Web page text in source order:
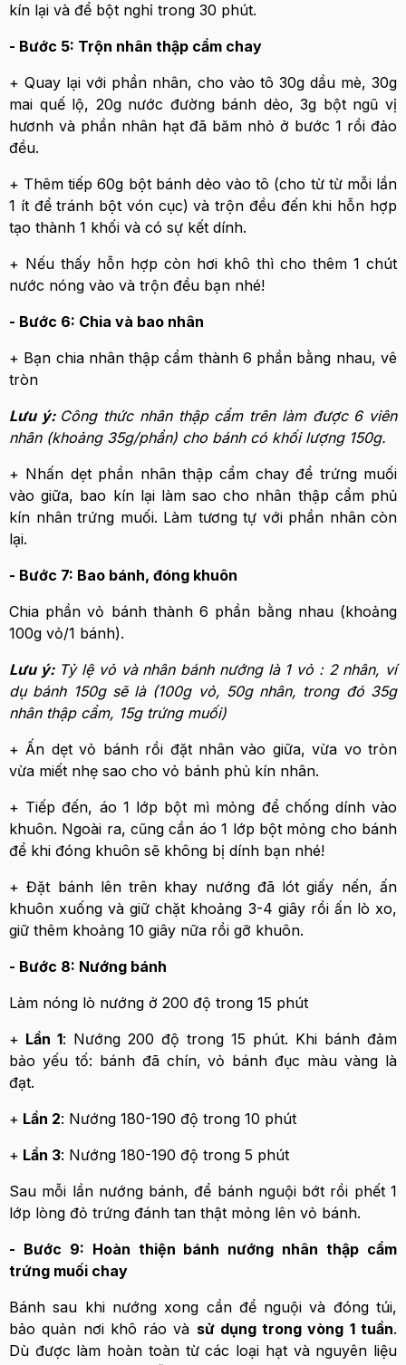
kín lại và để bột nghỉ trong 30 phút.
- Bước 5: Trộn nhân thập cẩm chay
+ Quay lại với phần nhân, cho vào tô 30g dầu mè, 30g
mai quế lộ, 20g nước đường bánh dẻo, 3g bột ngũ vị
hươnh và phần nhân hạt đã băm nhỏ ở bước 1 rồi đảo
đều.
+ Thêm tiếp 60g bột bánh dẻo vào tô (cho từ từ mỗi lần
1 ít để tránh bột vón cục) và trộn đều đến khi hỗn hợp
tạo thành 1 khối và có sự kết dính.
+ Nếu thấy hỗn hợp còn hơi khô thì cho thêm 1 chút
nước nóng vào và trộn đều bạn nhé!
- Bước 6: Chia và bao nhân
+ Bạn chia nhân thập cẩm thành 6 phần bằng nhau, vê
tròn
Lưu ý: Công thức nhân thập cẩm trên làm được 6 viên
nhân (khoảng 35g/phần) cho bánh có khối lượng 150g.
+ Nhấn dẹt phần nhân thập cẩm chay để trứng muối
vào giữa, bao kín lại làm sao cho nhân thập cẩm phủ
kín nhân trứng muối. Làm tương tự với phần nhân còn
lại.
- Bước 7: Bao bánh, đóng khuôn
Chia phần vỏ bánh thành 6 phần bằng nhau (khoảng
100g vỏ/1 bánh).
Lưu ý:Tỷ lệ vỏ và nhân bánh nướng là 1 vỏ : 2 nhân, ví
dụ bánh 150g sẽ là (100g vỏ, 50g nhân, trong đó 35g
nhân thập cẩm, 15g trứng muối)
+ Ấn dẹt vỏ bánh rồi đặt nhân vào giữa, vừa vo tròn
vừa miết nhẹ sao cho vỏ bánh phủ kín nhân.
+ Tiếp đến, áo 1 lớp bột mì mỏng để chống dính vào
khuôn. Ngoài ra, cũng cần áo 1 lớp bột mỏng cho bánh
để khi đóng khuôn sẽ không bị dính bạn nhé!
+ Đặt bánh lên trên khay nướng đã lót giấy nến, ấn
khuôn xuống và giữ chặt khoảng 3-4 giây rồi ấn lò xo,
giữ thêm khoảng 10 giây nữa rồi gỡ khuôn.
- Bước 8: Nướng bánh
Làm nóng lò nướng ở 200 độ trong 15 phút
+ Lần 1: Nướng 200 độ trong 15 phút. Khi bánh đảm
bảo yếu tố: bánh đã chín, vỏ bánh đục màu vàng là
đạt.
+ Lần 2: Nướng 180-190 độ trong 10 phút
+ Lần 3: Nướng 180-190 độ trong 5 phút
Sau mỗi lần nướng bánh, để bánh nguội bớt rồi phết 1
lớp lòng đỏ trứng đánh tan thật mỏng lên vỏ bánh.
- Bước 9: Hoàn thiện bánh nướng nhân thập cẩm
trứng muối chay
Bánh sau khi nướng xong cần để nguội và đóng túi,
bảo quản nơi khô ráo và sử dụng trong vòng 1 tuần.
Dù được làm hoàn toàn từ các loại hạt và nguyên liệu